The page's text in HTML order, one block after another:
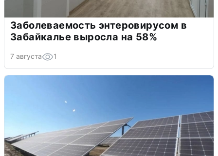
Заболеваемость энтеровирусом в
Забайкалье выросла на 58%
7 августа 1